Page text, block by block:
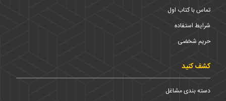
تماس با کتاب اول
شرایط استفاده
حریم شخضی
کشف کنید
دسته بندی مشاغل